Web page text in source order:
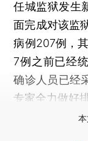
任城监狱发生
面完成对该监
病例207例，
7例之前已经
确诊人员已经
专家全力做好